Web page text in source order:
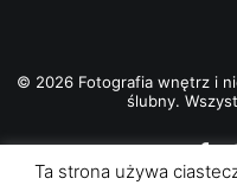
© 2026 Fotografia wnętrz i
ślubny.
Ta strona używa